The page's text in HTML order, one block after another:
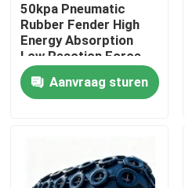
Thuis
Producten
50kpa Pneumatic
Rubber Fender High
Energy Absorption
Low Reaction Force
Durable Use
Aanvraag sturen